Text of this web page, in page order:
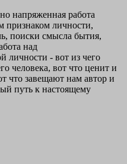
напряженная работа
признаком личности,
поиски смысла бытия,
над
личности - вот из чего
человека, вот что ценит и
что завещают нам автор и
путь к настоящему